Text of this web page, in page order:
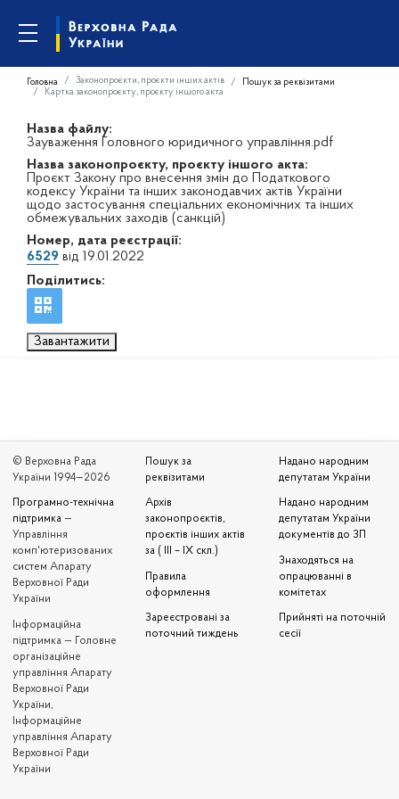
Головна Законопроєкти, проєкти інших актів
Пошук за реквізитами
Картка законопроєкту, проєкту іншого акта
Назва файлу:
Зауваження Головного юридичного управління.pdf
Назва законопроєкту, проєкту іншого акта:
Проєкт Закону про внесення змін до Податкового
кодексу України та інших законодавчих актів України
щодо застосування спеціальних економічних та інших
обмежувальних заходів (санкцій)
Номер, дата реєстрації:
6529 від 19.01.2022
Поділитись:
Завантажити
© Верховна Рада
України 1994—2026
Програмно-технічна
підтримка —
Управління
комп'ютеризованих
систем Апарату
Верховної Ради
України
Iнформаційна
підтримка — Головне
організаційне
управління Апарату
Верховної Ради
України,
Інформаційне
управління Апарату
Верховної Ради
України
Пошук за
реквізитами
Архів
законопроєктів,
проєктів інших актів
за ( III – IX скл.)
Правила
оформлення
Зареєстровані за
поточний тиждень
Надано народним
депутатам України
Надано народним
депутатам України
документів до ЗП
Знаходяться на
опрацюванні в
комітетах
Прийняті на поточній
сесії